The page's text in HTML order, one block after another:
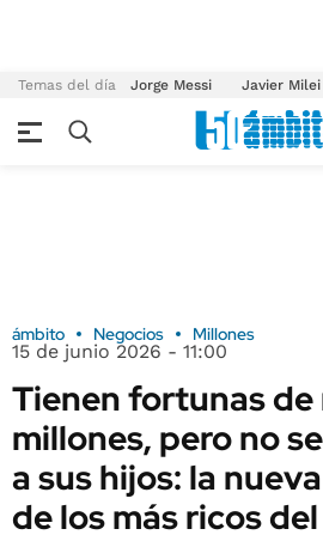
Temas del día Jorge Messi Javier Milei
ámbito Negocios Millones
15 de junio 2026 - 11:00
Tienen fortunas de
millones, pero no
a sus hijos: la
de los más ricos